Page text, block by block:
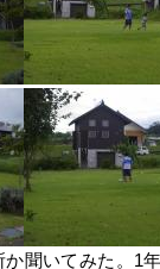
聞いてみた。1